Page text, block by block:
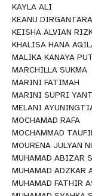
KAYLA ALI
KEANU
KEISHA ALVIAN
KHALISA HANA
MALIKA KANAYA
MARCHILLA SUKMA
MARINI FATIMAH
MARINI SUPRI
MELANI
MOCHAMAD RAFA
MOCHAMMAD
MOURENA JULYAN
MUHAMAD ABIZAR
MUHAMAD ADZKAR
MUHAMAD FATHIR